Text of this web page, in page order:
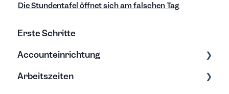
Die Stundentafel öffnet sich am falschen Tag
Erste Schritte
Accounteinrichtung
Einstellungen
Arbeitszeiten